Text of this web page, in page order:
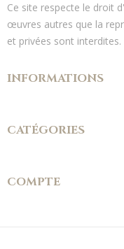
Ce site respecte le droit
œuvres autres que la
et privées sont interdites.
INFORMATIONS
CATÉGORIES
COMPTE